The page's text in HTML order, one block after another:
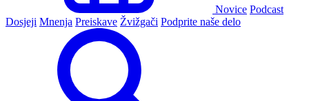
Novice Podcast
Dosjeji Mnenja Preiskave Žvižgači Podprite naše delo